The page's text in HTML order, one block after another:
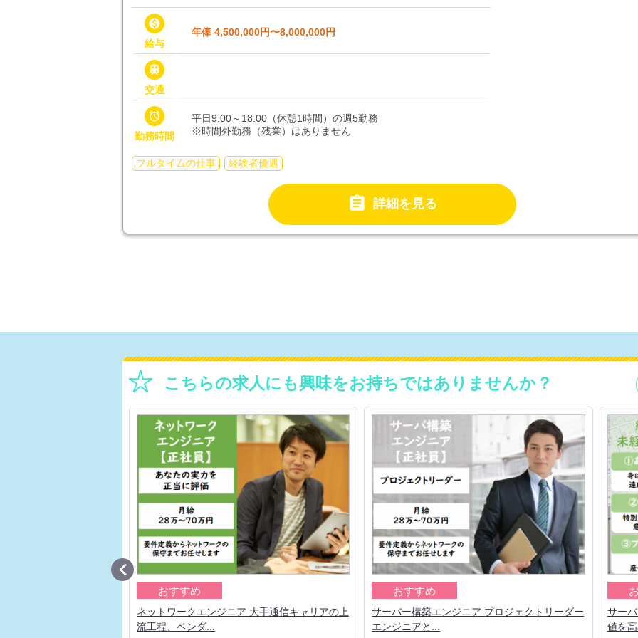

給与
年俸 4,500,000円〜8,000,000円

交通

勤務時間
平日9:00～18:00（休憩1時間）の週5勤務
※時間外勤務（残業）はありません
フルタイムの仕事 経験者優遇
 詳細を見る
こちらの求人にも興味をお持ちではありませんか？
おすすめ
ネットワークエンジニア 大手通信キャリアの上
流工程、ベンダ...
おすすめ
サーバー構築エンジニア プロジェクトリーダー
エンジニアと...
サー
値を
